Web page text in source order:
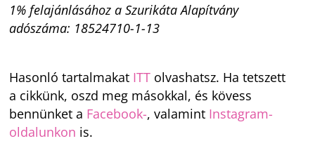
1% felajánlásához a Szurikáta Alapítvány
adószáma: 18524710-1-13
Hasonló tartalmakat ITT olvashatsz. Ha tetszett
a cikkünk, oszd meg másokkal, és kövess
bennünket a Facebook-, valamint Instagram-
oldalunkon is.